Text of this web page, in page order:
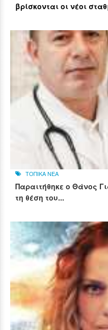
βρίσκονται οι νέοι
ΤΟΠΙΚΑ ΝΕΑ
Παραιτήθηκε ο Θάνος
τη θέση του...